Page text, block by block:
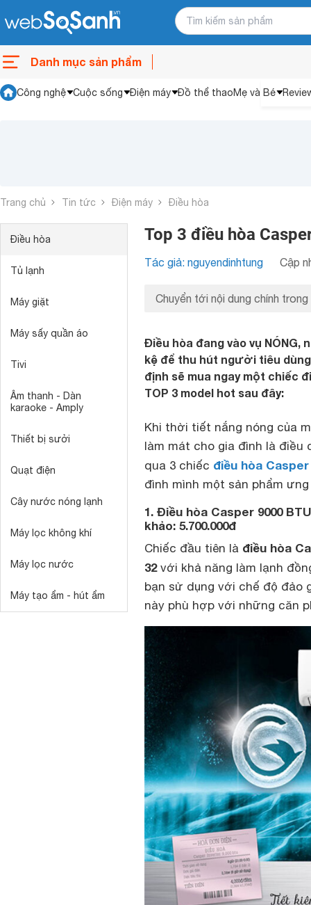
Danh mục sản phẩm
Công nghệ Cuộc sống Điện máy Đồ thể thaoMẹ và Bé
Trang chủ Tin tức Điện máy Điều hòa
Điều hòa
Tủ lạnh
Máy giặt
Máy sấy quần áo
Tivi
Âm thanh - Dàn
karaoke - Amply
Thiết bị sưởi
Quạt điện
Cây nước nóng lạnh
Máy lọc không khí
Máy lọc nước
Máy tạo ẩm - hút ẩm
Top 3 điều hòa
Tác giả: nguyendinhtung Cập
Chuyển tới nội dung chính trong
Điều hòa đang vào vụ
kệ để thu hút người tiêu
định sẽ mua ngay một chiếc
TOP 3 model hot sau đây:
Khi thời tiết nắng nóng của
làm mát cho gia đình là điều
qua 3 chiếc điều hòa Casper
đình mình một sản phẩm ưng
1. Điều hòa Casper 9000
khảo: 5.700.000đ
Chiếc đầu tiên là điều hòa
32với khả năng làm lạnh
bạn sử dụng với chế độ đảo
này phù hợp với những căn